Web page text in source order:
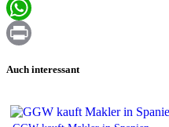
Email
WhatsApp
Auch interessant